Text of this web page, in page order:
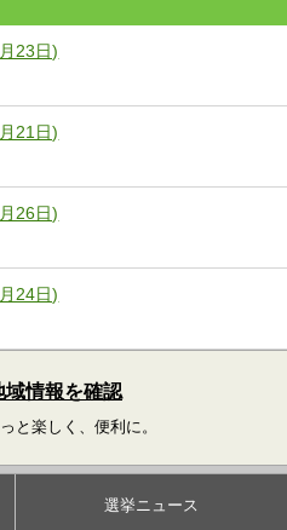
23日)
21日)
26日)
24日)
域情報を確認
と楽しく、便利に。
選挙ニュース